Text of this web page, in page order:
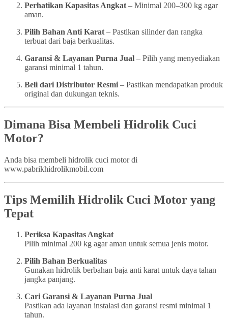
Perhatikan Kapasitas Angkat – Minimal 200–300 kg agar
aman.
Pilih Bahan Anti Karat – Pastikan silinder dan rangka
terbuat dari baja berkualitas.
Garansi & Layanan Purna Jual – Pilih yang menyediakan
garansi minimal 1 tahun.
Beli dari Distributor Resmi – Pastikan mendapatkan produk
original dan dukungan teknis.
Dimana Bisa Membeli Hidrolik Cuci
Motor?
Anda bisa membeli hidrolik cuci motor di
www.pabrikhidrolikmobil.com
Tips Memilih Hidrolik Cuci Motor yang
Tepat
Periksa Kapasitas Angkat
Pilih minimal 200 kg agar aman untuk semua jenis motor.
Pilih Bahan Berkualitas
Gunakan hidrolik berbahan baja anti karat untuk daya tahan
jangka panjang.
Cari Garansi & Layanan Purna Jual
Pastikan ada layanan instalasi dan garansi resmi minimal 1
tahun.